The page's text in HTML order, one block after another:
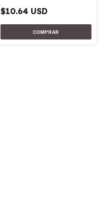
$10.64 USD